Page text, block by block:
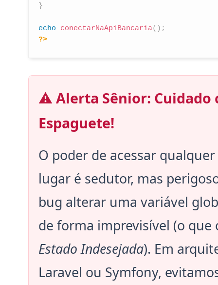
}
echo conectarNaApiBancaria( ) ;
?>
⚠️ Alerta Sênior: Cuidado
Espaguete!
O poder de acessar
lugar é sedutor, mas
bug alterar uma variável
de forma imprevisível (o
Estado Indesejada). Em
Laravel ou Symfony,